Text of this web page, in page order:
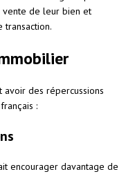
vente de leur bien et
des répercussions
:
encourager davantage de